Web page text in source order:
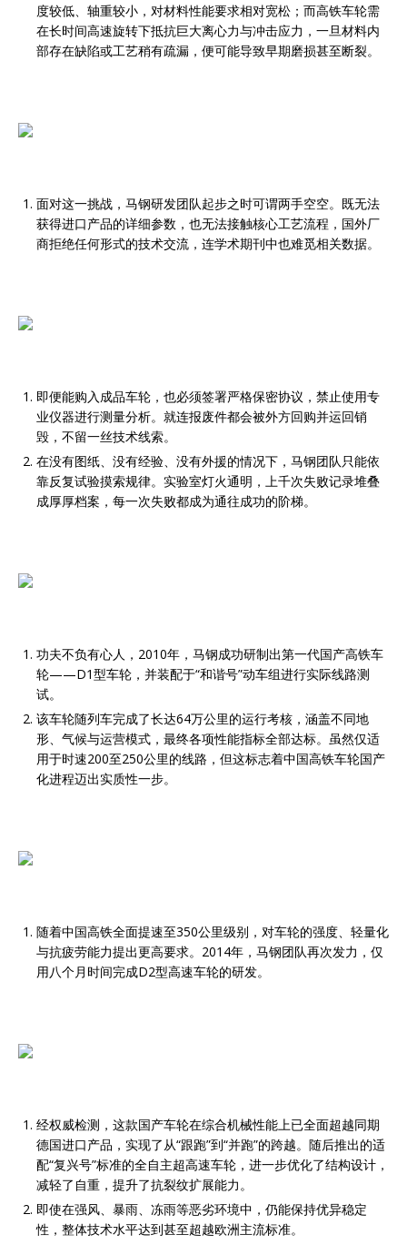
度较低、轴重较小，对材料性能要求相对宽松；而高铁车轮需
在长时间高速旋转下抵抗巨大离心力与冲击应力，一旦材料内
部存在缺陷或工艺稍有疏漏，便可能导致早期磨损甚至断裂。
面对这一挑战，马钢研发团队起步之时可谓两手空空。既无法
获得进口产品的详细参数，也无法接触核心工艺流程，国外厂
商拒绝任何形式的技术交流，连学术期刊中也难觅相关数据。
即便能购入成品车轮，也必须签署严格保密协议，禁止使用专
业仪器进行测量分析。就连报废件都会被外方回购并运回销
毁，不留一丝技术线索。
在没有图纸、没有经验、没有外援的情况下，马钢团队只能依
靠反复试验摸索规律。实验室灯火通明，上千次失败记录堆叠
成厚厚档案，每一次失败都成为通往成功的阶梯。
功夫不负有心人，2010年，马钢成功研制出第一代国产高铁车
轮——D1型车轮，并装配于“和谐号”动车组进行实际线路测
试。
该车轮随列车完成了长达64万公里的运行考核，涵盖不同地
形、气候与运营模式，最终各项性能指标全部达标。虽然仅适
用于时速200至250公里的线路，但这标志着中国高铁车轮国产
化进程迈出实质性一步。
随着中国高铁全面提速至350公里级别，对车轮的强度、轻量化
与抗疲劳能力提出更高要求。2014年，马钢团队再次发力，仅
用八个月时间完成D2型高速车轮的研发。
经权威检测，这款国产车轮在综合机械性能上已全面超越同期
德国进口产品，实现了从“跟跑”到“并跑”的跨越。随后推出的适
配“复兴号”标准的全自主超高速车轮，进一步优化了结构设计，
减轻了自重，提升了抗裂纹扩展能力。
即使在强风、暴雨、冻雨等恶劣环境中，仍能保持优异稳定
性，整体技术水平达到甚至超越欧洲主流标准。